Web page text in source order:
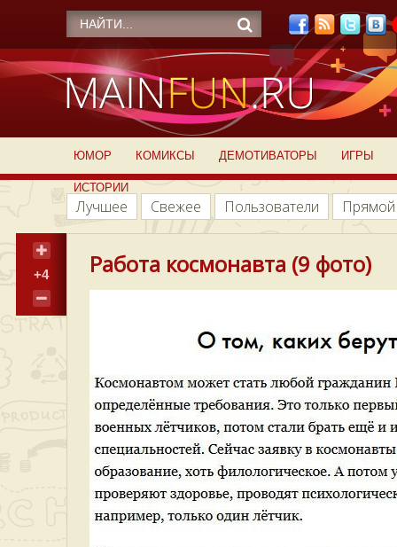
ЮМОР КОМИКСЫ ДЕМОТИВАТОРЫ ИГРЫ
ИСТОРИИ
Лучшее Свежее Пользователи
+4 Работа космонавта (9 фото)